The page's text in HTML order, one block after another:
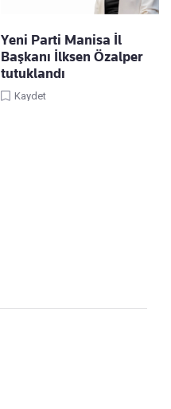
Yeni Parti Manisa İl
Başkanı İlksen Özalper
tutuklandı
Kaydet